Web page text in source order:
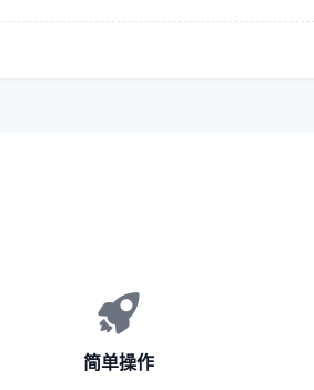
简单操作